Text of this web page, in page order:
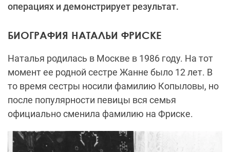
операциях и демонстрирует результат.
БИОГРАФИЯ НАТАЛЬИ ФРИСКЕ
Наталья родилась в Москве в 1986 году. На тот
момент ее родной сестре Жанне было 12 лет. В
то время сестры носили фамилию Копыловы, но
после популярности певицы вся семья
официально сменила фамилию на Фриске.